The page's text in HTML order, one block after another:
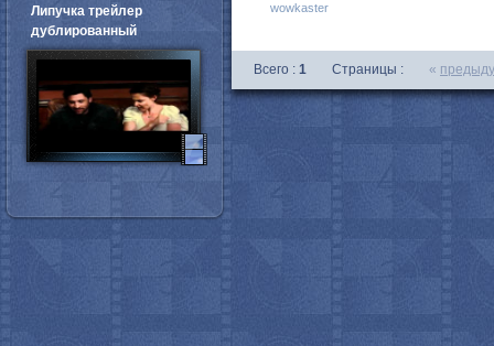
wowkaster
Всего : 1 Страницы : «
Липучка трейлер
дублированный